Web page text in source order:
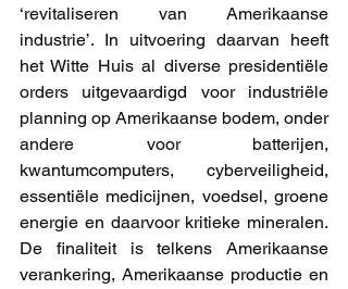
‘revitaliseren van Amerikaanse
industrie’. In uitvoering daarvan heeft
het Witte Huis al diverse presidentiële
orders uitgevaardigd voor industriële
planning op Amerikaanse bodem, onder
andere voor batterijen,
kwantumcomputers, cyberveiligheid,
essentiële medicijnen, voedsel, groene
energie en daarvoor kritieke mineralen.
De finaliteit is telkens Amerikaanse
verankering, Amerikaanse productie en